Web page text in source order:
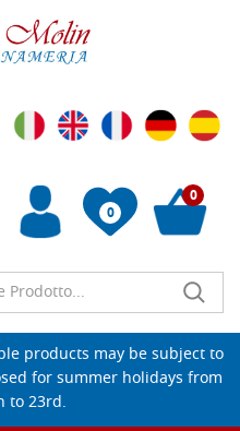
0
wishlist
0
products may be subject to
for summer holidays from
to 23rd.